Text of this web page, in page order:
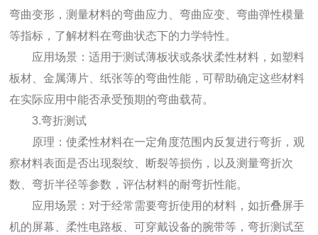
弯曲变形，测量材料的弯曲应力、弯曲应变、弯曲弹性模量
等指标，了解材料在弯曲状态下的力学特性。
应用场景：适用于测试薄板状或条状柔性材料，如塑料
板材、金属薄片、纸张等的弯曲性能，可帮助确定这些材料
在实际应用中能否承受预期的弯曲载荷。
3.弯折测试
原理：使柔性材料在一定角度范围内反复进行弯折，观
察材料表面是否出现裂纹、断裂等损伤，以及测量弯折次
数、弯折半径等参数，评估材料的耐弯折性能。
应用场景：对于经常需要弯折使用的材料，如折叠屏手
机的屏幕、柔性电路板、可穿戴设备的腕带等，弯折测试至